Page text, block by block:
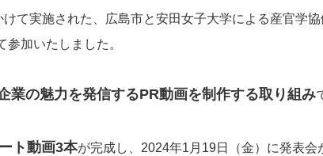
募集要項 中途採用
て実施された、広島市と安田女子大学による産官学
加いたしました。
業の魅力を発信するPR動画を制作する取り組み
ト動画3本が完成し、2024年1月19日（金）に発表会